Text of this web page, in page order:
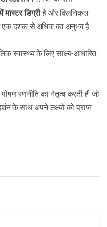
डिग्रीहै और क्लिनिकल
एक दशक से अधिक का अनुभव है।
स्वास्थ्य के लिए साक्ष्य-आधारित
रणनीति का नेतृत्व करती हैं, जो
के साथ अपने लक्ष्यों को प्राप्त